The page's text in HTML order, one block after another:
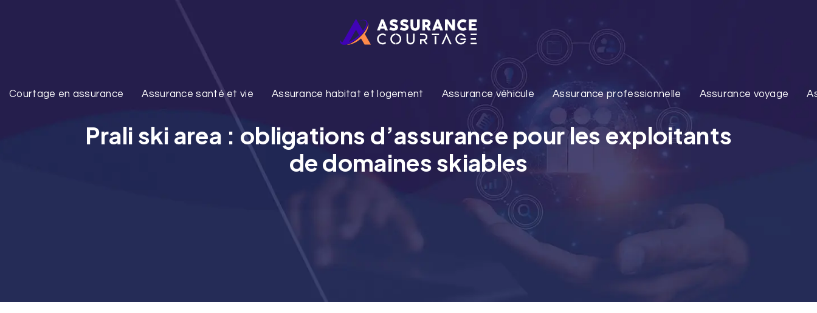
Courtage en assurance Assurance santé et vie Assurance habitat et logement Assurance véhicule Assurance professionnelle Assurance voyage
Prali ski area : obligations d’assurance pour les exploitants
de domaines skiables